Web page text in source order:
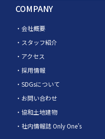
COMPANY
会社概要
スタッフ紹介
アクセス
採用情報
SDGsについて
お問い合わせ
協和土地建物
社内情報誌 Only One’s